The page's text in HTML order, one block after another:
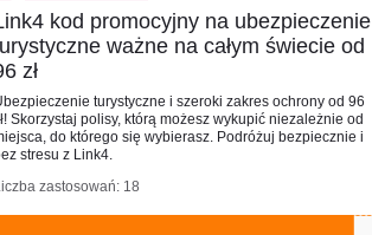
kod promocyjny na ubezpieczenie
ważne na całym świecie od
zł
turystyczne i szeroki zakres ochrony od 96
Skorzystaj polisy, którą możesz wykupić niezależnie od
do którego się wybierasz. Podróżuj bezpiecznie i
stresu z Link4.
zastosowań: 18